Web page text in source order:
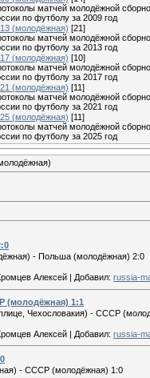
матчей молодёжной
по футболу за 2009 год
(молодёжная) [21]
матчей молодёжной
по футболу за 2013 год
(молодёжная) [10]
матчей молодёжной
по футболу за 2017 год
(молодёжная) [11]
матчей молодёжной
по футболу за 2021 год
(молодёжная) [11]
матчей молодёжной
по футболу за 2025 год
- Польша (молодёжная) 2:0
Алексей Добавил: russia-
(молодёжная) 1:1
Чехословакия) - СССР
Алексей | Добавил: russia-
- СССР (молодёжная) 1:0